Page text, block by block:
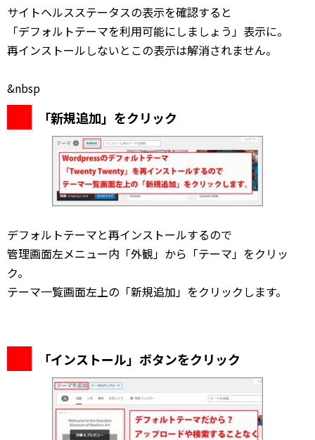
サイトヘルスステータスの表示を確認すると
「デフォルトテーマを利用可能にしましょう」表示に。
再インストールしないとこの表示は解消されません。
&nbsp
「新規追加」をクリック
デフォルトテーマと再インストールするので
管理画面左メニュー内「外観」から「テーマ」をクリッ
ク。
テーマ一覧画面左上の「新規追加」をクリックします。
「インストール」ボタンをクリック